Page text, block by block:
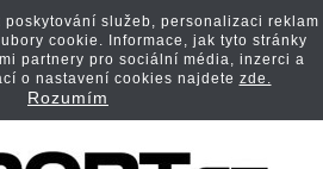
služeb, personalizaci reklam
cookie. Informace, jak tyto stránky
partnery pro sociální média, inzerci a
o nastavení cookies najdete zde.
Rozumím